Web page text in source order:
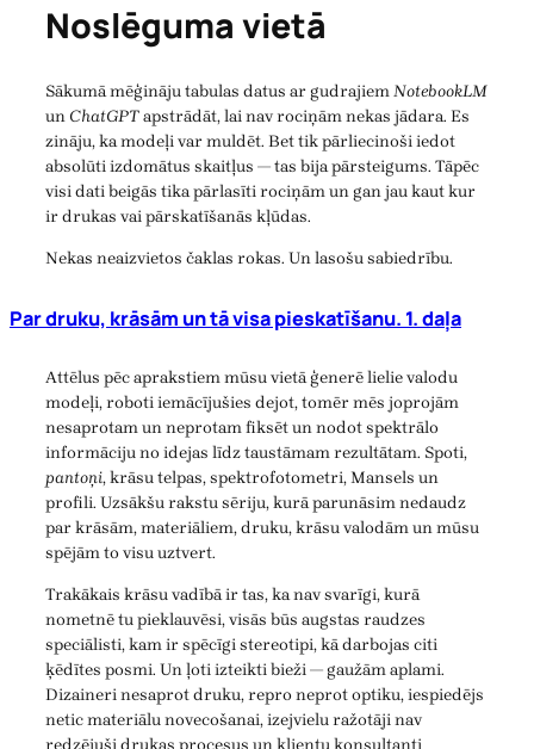
Noslēguma vietā
Sākumā mēģināju tabulas datus ar gudrajiemNotebookLM
un ChatGPTapstrādāt, lai nav rociņām nekas jādara. Es
zināju, ka modeļi var muldēt. Bet tik pārliecinoši iedot
absolūti izdomātus skaitļus — tas bija pārsteigums. Tāpēc
visi dati beigās tika pārlasīti rociņām un gan jau kaut kur
ir drukas vai pārskatīšanās kļūdas.
Nekas neaizvietos čaklas rokas. Un lasošu sabiedrību.
Par druku, krāsām un tā visa pieskatīšanu. 1. daļa
Attēlus pēc aprakstiem mūsu vietā ģenerē lielie valodu
modeļi, roboti iemācījušies dejot, tomēr mēs joprojām
nesaprotam un neprotam fiksēt un nodot spektrālo
informāciju no idejas līdz taustāmam rezultātam. Spoti,
pantoņi, krāsu telpas, spektrofotometri, Mansels un
profili. Uzsākšu rakstu sēriju, kurā parunāsim nedaudz
par krāsām, materiāliem, druku, krāsu valodām un mūsu
spējām to visu uztvert.
Trakākais krāsu vadībā ir tas, ka nav svarīgi, kurā
nometnē tu pieklauvēsi, visās būs augstas raudzes
speciālisti, kam ir spēcīgi stereotipi, kā darbojas citi
ķēdītes posmi. Un ļoti izteikti bieži — gaužām aplami.
Dizaineri nesaprot druku, repro neprot optiku, iespiedējs
netic materiālu novecošanai, izejvielu ražotāji nav